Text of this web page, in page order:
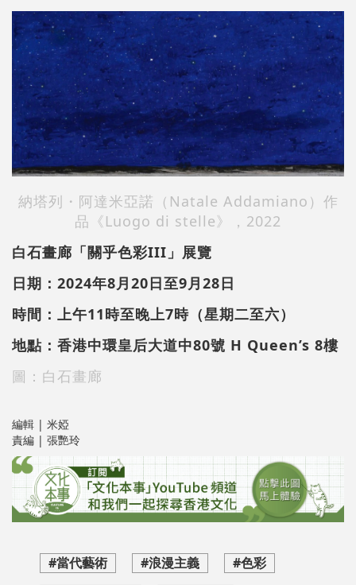
納塔列・阿達米亞諾（Natale Addamiano）作
品《Luogo di stelle》，2022
白石畫廊「關乎色彩III」展覽
日期：2024年8月20日至9月28日
時間：上午11時至晚上7時（星期二至六）
地點：香港中環皇后大道中80號 H Queen’s 8樓
圖：白石畫廊
編輯 | 米婭
責編 | 張艷玲
#當代藝術 #浪漫主義
#色彩